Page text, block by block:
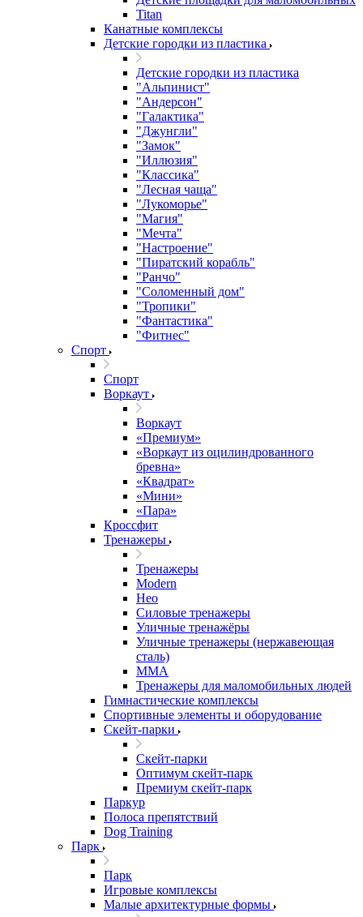
Titan
Канатные комплексы
Детские городки из пластика
Детские городки из пластика
"Альпинист"
"Андерсон"
"Галактика"
"Джунгли"
"Замок"
"Иллюзия"
"Классика"
"Лесная чаща"
"Лукоморье"
"Магия"
"Мечта"
"Настроение"
"Пиратский корабль"
"Ранчо"
"Соломенный дом"
"Тропики"
"Фантастика"
"Фитнес"
Спорт
Спорт
Воркаут
Воркаут
«Премиум»
«Воркаут из оцилиндрованного
бревна»
«Квадрат»
«Мини»
«Пара»
Кроссфит
Тренажеры
Тренажеры
Modern
Нео
Силовые тренажеры
Уличные тренажёры
Уличные тренажеры (нержавеющая
сталь)
ММА
Тренажеры для маломобильных людей
Гимнастические комплексы
Спортивные элементы и оборудование
Скейт-парки
Скейт-парки
Оптимум скейт-парк
Премиум скейт-парк
Паркур
Полоса препятствий
Dog Training
Парк
Парк
Игровые комплексы
Малые архитектурные формы